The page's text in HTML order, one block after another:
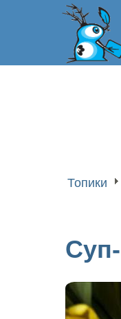
Топики